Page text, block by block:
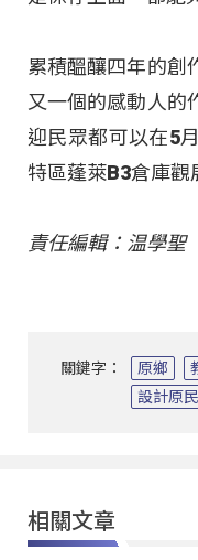
累積醞釀四年的創
又一個的感動人的
迎民眾都可以在5
特區蓬萊B3倉庫觀
責任編輯：温學聖
關鍵字： 原鄉
設計原
相關文章